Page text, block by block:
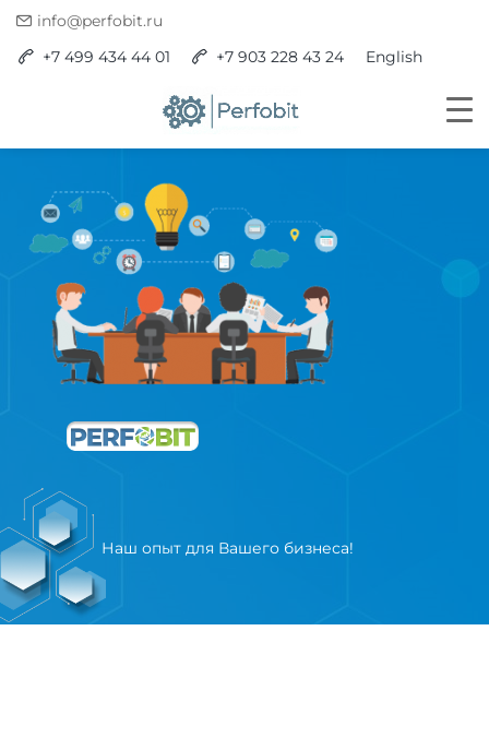
info@perfobit.ru
+7 499 434 44 01
+7 903 228 43 24 English
Наш опыт для Вашего бизнеса!